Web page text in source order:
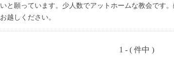
いと願っています。少人数でアットホームな教会です
お越しください。
1 - ( 件中 )